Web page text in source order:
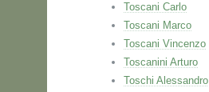
Toscani Carlo
Toscani Marco
Toscani Vincenzo
Toscanini Arturo
Toschi Alessandro